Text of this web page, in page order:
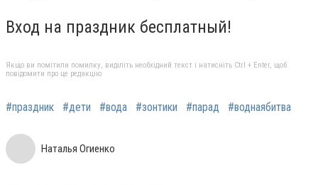
Вход на праздник бесплатный!
Якщо ви помітили помилку, виділіть необхідний текст і натисніть Ctrl + Enter, щоб
повідомити про це редакцію
#праздник #дети #вода #зонтики #парад #воднаябитва
Наталья Огиенко